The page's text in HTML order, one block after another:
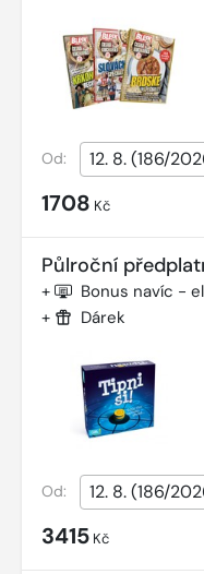
Od:
1708 Kč
Půlroční
+ Bonus navíc -
+ Dárek
Od:
3415 Kč